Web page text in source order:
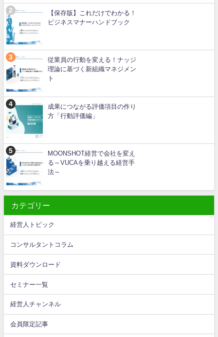
【保存版】これだけでわかる！
ビジネスマナーハンドブック
従業員の行動を変える！ナッジ
理論に基づく新組織マネジメン
ト
成果につながる評価項目の作り
方「行動評価編」
MOONSHOT経営で会社を変え
る～VUCAを乗り越える経営手
法～
カテゴリー
経営人トピック
コンサルタントコラム
資料ダウンロード
セミナー一覧
経営人チャンネル
会員限定記事